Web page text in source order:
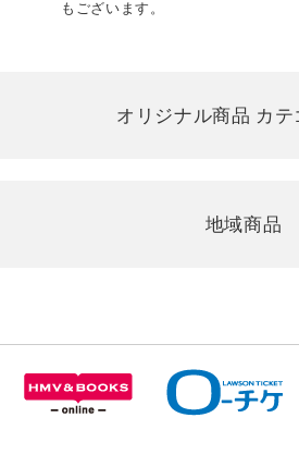
もございます。
オリジナル商品 カテ
地域商品